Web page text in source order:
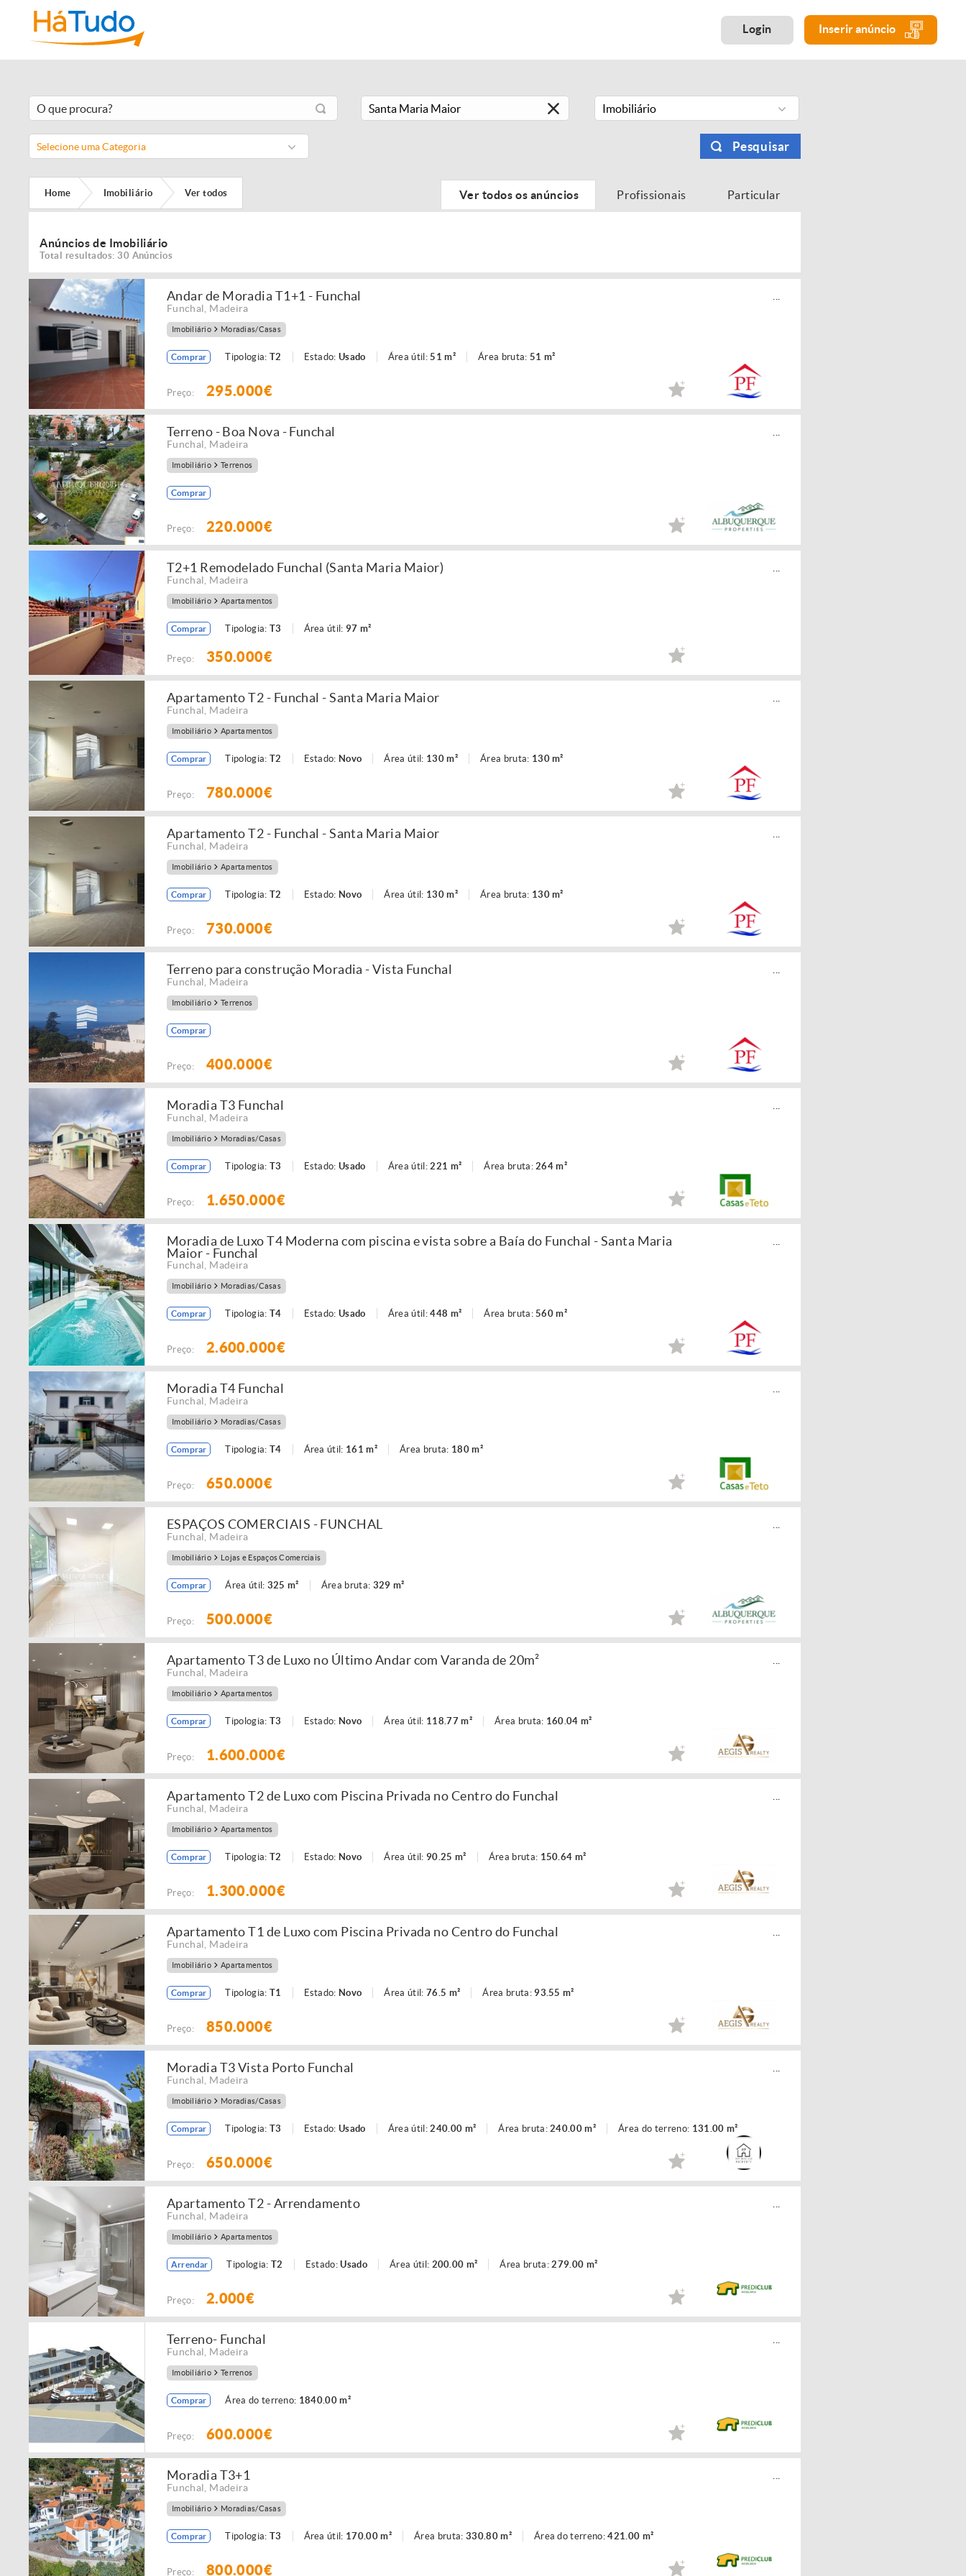
Login Inserir anúncio
Imobiliário
Selecione uma Categoria Pesquisar
Home Imobiliário Ver todos Ver todos os anúncios Profissionais Particular
Anúncios de Imobiliário
Total resultados: 30 Anúncios
Andar de Moradia T1+1 - Funchal
Funchal Madeira
Imobiliário Moradias/Casas
Comprar Tipologia: T2 Estado:Usado Área útil:51 m² Área bruta: 51 m²
Preço: 295.000€
Terreno - Boa Nova - Funchal
Funchal Madeira
Imobiliário Terrenos
Comprar
Preço: 220.000€
T2+1 Remodelado Funchal (Santa Maria Maior)
Funchal Madeira
Imobiliário Apartamentos
Comprar Tipologia: T3 Área útil: 97 m²
Preço: 350.000€
Apartamento T2 - Funchal - Santa Maria Maior
Funchal Madeira
Imobiliário Apartamentos
Comprar Tipologia: T2 Estado: Novo Área útil: 130 m² Área bruta: 130 m²
Preço: 780.000€
Apartamento T2 - Funchal - Santa Maria Maior
Funchal Madeira
Imobiliário Apartamentos
Comprar Tipologia: T2 Estado: Novo Área útil: 130 m² Área bruta: 130 m²
Preço: 730.000€
Terreno para construção Moradia - Vista Funchal
Funchal Madeira
Imobiliário Terrenos
Comprar
Preço: 400.000€
Moradia T3 Funchal
Funchal Madeira
Imobiliário Moradias/Casas
Comprar Tipologia: T3 Estado:Usado Área útil:221 m² Área bruta:264 m²
Preço: 1.650.000€
Moradia de Luxo T4 Moderna com piscina e vista sobre a Baía do Funchal - Santa Maria
Maior - Funchal
Funchal Madeira
Imobiliário Moradias/Casas
Comprar Tipologia: T4 Estado:Usado Área útil:448 m² Área bruta:560 m²
Preço: 2.600.000€
Moradia T4 Funchal
Funchal Madeira
Imobiliário Moradias/Casas
Comprar Tipologia: T4 Área útil: 161 m² Área bruta: 180 m²
Preço: 650.000€
ESPAÇOS COMERCIAIS - FUNCHAL
Funchal Madeira
Imobiliário Lojas e Espaços Comerciais
Comprar Área útil: 325 m² Área bruta: 329 m²
Preço: 500.000€
Apartamento T3 de Luxo no Último Andar com Varanda de 20m²
Funchal Madeira
Imobiliário Apartamentos
Comprar Tipologia: T3 Estado: Novo Área útil: 118.77 m² Área bruta: 160.04 m²
Preço: 1.600.000€
Apartamento T2 de Luxo com Piscina Privada no Centro do Funchal
Funchal Madeira
Imobiliário Apartamentos
Comprar Tipologia: T2 Estado: Novo Área útil: 90.25 m² Área bruta: 150.64 m²
Preço: 1.300.000€
Apartamento T1 de Luxo com Piscina Privada no Centro do Funchal
Funchal Madeira
Imobiliário Apartamentos
Comprar Tipologia: T1 Estado: Novo Área útil: 76.5 m² Área bruta: 93.55 m²
Preço: 850.000€
Moradia T3 Vista Porto Funchal
Funchal Madeira
Imobiliário Moradias/Casas
Comprar Tipologia: T3 Estado:Usado Área útil:240.00 m² Área bruta:240.00 m² Área do terreno: 131.00 m²
Preço: 650.000€
Apartamento T2 - Arrendamento
Funchal Madeira
Imobiliário Apartamentos
Arrendar Tipologia:T2 Estado:Usado Área útil: 200.00 m² Área bruta:279.00 m²
Preço: 2.000€
Terreno- Funchal
Funchal Madeira
Imobiliário Terrenos
Comprar Área do terreno: 1840.00 m²
Preço: 600.000€
Moradia T3+1
Funchal Madeira
Imobiliário Moradias/Casas
Comprar Tipologia: T3 Área útil: 170.00 m² Área bruta: 330.80 m² Área do terreno:421.00 m²
Preço: 800.000€